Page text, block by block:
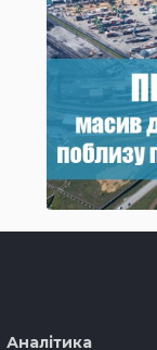
Аналітика